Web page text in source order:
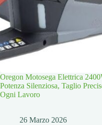
Oregon Motosega Elettrica
Potenza Silenziosa, Taglio
Ogni Lavoro
26 Marzo 2026